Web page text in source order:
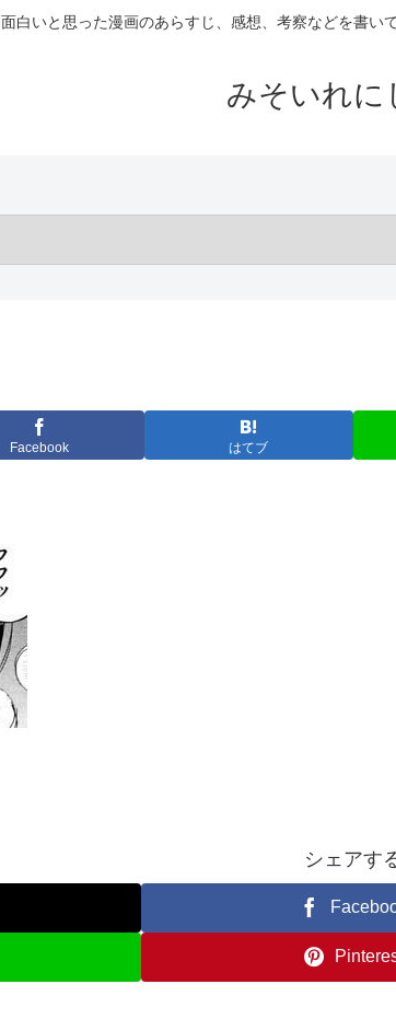
面白いと思った漫画のあらすじ、感想、考察などを書い
みそいれに
Facebook はてブ
シェアす